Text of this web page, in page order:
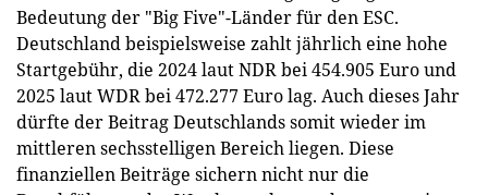
Bedeutung der "Big Five"-Länder für den ESC.
Deutschland beispielsweise zahlt jährlich eine hohe
Startgebühr, die 2024 laut NDR bei 454.905 Euro und
2025 laut WDR bei 472.277 Euro lag. Auch dieses Jahr
dürfte der Beitrag Deutschlands somit wieder im
mittleren sechsstelligen Bereich liegen. Diese
finanziellen Beiträge sichern nicht nur die